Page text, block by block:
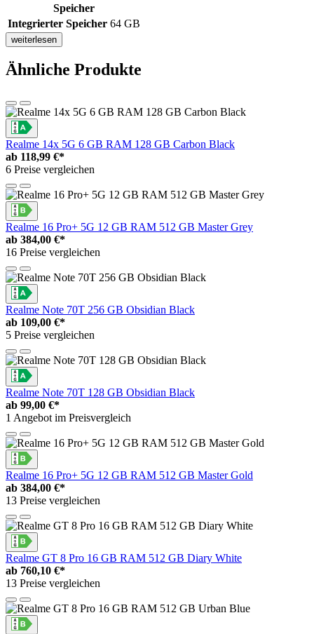
Speicher
Integrierter Speicher 64 GB
weiterlesen
Ähnliche Produkte
Realme 14x 5G 6 GB RAM 128 GB Carbon Black
ab 118,99 €*
6 Preise vergleichen
Realme 16 Pro+ 5G 12 GB RAM 512 GB Master Grey
ab 384,00 €*
16 Preise vergleichen
Realme Note 70T 256 GB Obsidian Black
ab 109,00 €*
5 Preise vergleichen
Realme Note 70T 128 GB Obsidian Black
ab 99,00 €*
1 Angebot im Preisvergleich
Realme 16 Pro+ 5G 12 GB RAM 512 GB Master Gold
ab 384,00 €*
13 Preise vergleichen
Realme GT 8 Pro 16 GB RAM 512 GB Diary White
ab 760,10 €*
13 Preise vergleichen